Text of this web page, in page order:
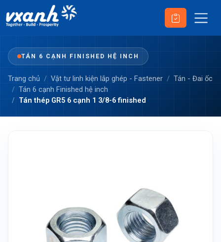
TÁN 6 CẠNH FINISHED HỆ INCH
Trang chủ Vật tư linh kiện lắp ghép - Fastener
Tán - Đai ốc
Tán 6 cạnh Finished hệ inch
Tán thép GR5 6 cạnh 1 3/8-6 finished